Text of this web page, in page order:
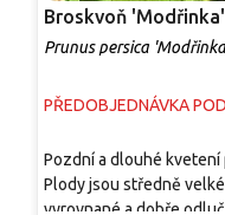
Broskvoň 'Modřinka'
Prunus persica 'Modřinka'
PŘEDOBJEDNÁVKA
Pozdní a dlouhé kvetení
Plody jsou středně
vyrovnané a dobře